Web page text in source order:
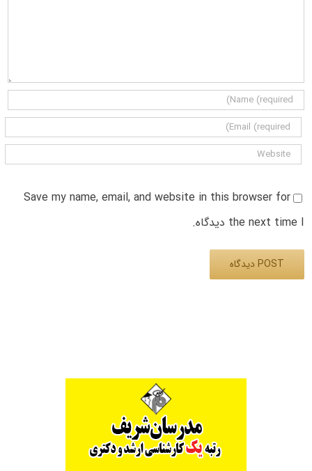
Save my name, email, and website in this browser for
the next time I دیدگاه.